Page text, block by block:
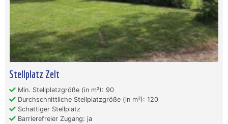
Stellplatz Zelt
Min. Stellplatzgröße (in m²): 90
Durchschnittliche Stellplatzgröße (in m²): 120
Schattiger Stellplatz
Barrierefreier Zugang: ja